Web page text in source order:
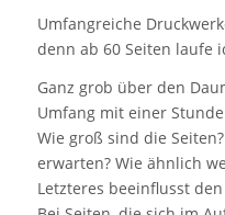
Umfangreiche
denn ab 60 Seiten laufe
Ganz grob über den
Umfang mit einer
Wie groß sind die
erwarten? Wie ähnlich
Letzteres beeinflusst